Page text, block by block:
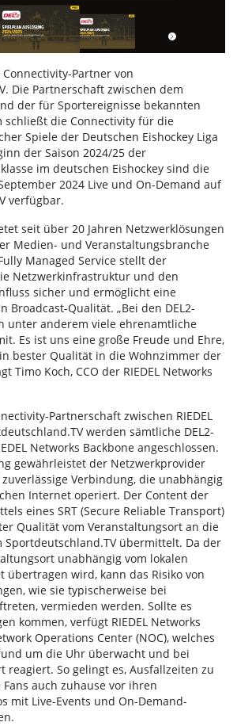
Connectivity-Partner von
Die Partnerschaft zwischen dem
der für Sportereignisse bekannten
schließt die Connectivity für die
Spiele der Deutschen Eishockey Liga
der Saison 2024/25 der
im deutschen Eishockey sind die
2024 Live und On-Demand auf
verfügbar.
seit über 20 Jahren Netzwerklösungen
Medien- und Veranstaltungsbranche
Managed Service stellt der
Netzwerkinfrastruktur und den
sicher und ermöglicht eine
Broadcast-Qualität. „Bei den DEL2-
unter anderem viele ehrenamtliche
Es ist uns eine große Freude und Ehre,
bester Qualität in die Wohnzimmer der
Timo Koch, CCO der RIEDEL Networks
Partnerschaft zwischen RIEDEL
werden sämtliche DEL2-
Networks Backbone angeschlossen.
gewährleistet der Netzwerkprovider
Verbindung, die unabhängig
Internet operiert. Der Content der
eines SRT (Secure Reliable Transport)
Qualität vom Veranstaltungsort an die
Sportdeutschland.TV übermittelt. Da der
unabhängig vom lokalen
wird, kann das Risiko von
wie sie typischerweise bei
vermieden werden. Sollte es
kommen, verfügt RIEDEL Networks
Operations Center (NOC), welches
um die Uhr überwacht und bei
reagiert. So gelingt es, Ausfallzeiten zu
auch zuhause vor ihren
mit Live-Events und On-Demand-